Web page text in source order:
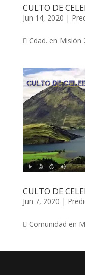
CULTO DE
Jun 14, 2020 |
 Cdad. en Misión
CULTO DE
Jun 7, 2020 |
 Comunidad en